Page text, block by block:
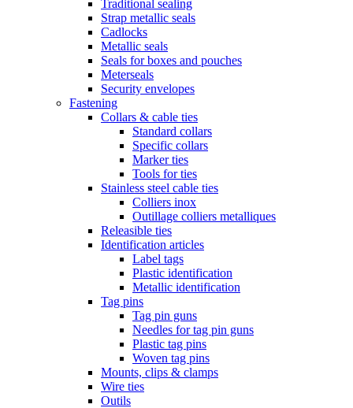
Traditional sealing
Strap metallic seals
Cadlocks
Metallic seals
Seals for boxes and pouches
Meterseals
Security envelopes
Fastening
Collars & cable ties
Standard collars
Specific collars
Marker ties
Tools for ties
Stainless steel cable ties
Colliers inox
Outillage colliers metalliques
Releasible ties
Identification articles
Label tags
Plastic identification
Metallic identification
Tag pins
Tag pin guns
Needles for tag pin guns
Plastic tag pins
Woven tag pins
Mounts, clips & clamps
Wire ties
Outils